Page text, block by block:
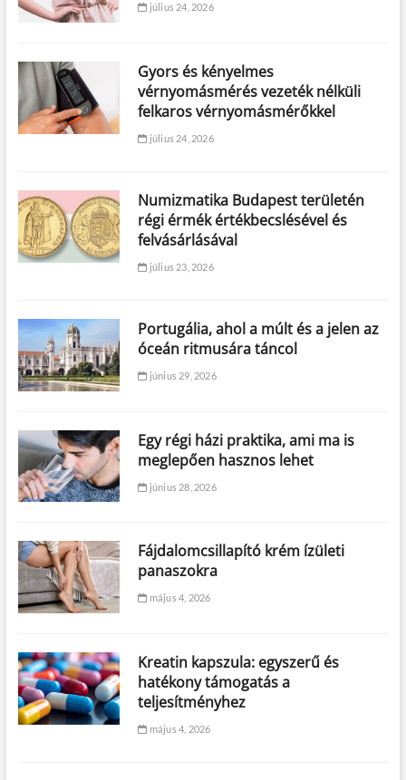
július 24, 2026
Gyors és kényelmes
vérnyomásmérés vezeték nélküli
felkaros vérnyomásmérőkkel
július 24, 2026
Numizmatika Budapest területén
régi érmék értékbecslésével és
felvásárlásával
július 23, 2026
Portugália, ahol a múlt és a jelen az
óceán ritmusára táncol
június 29, 2026
Egy régi házi praktika, ami ma is
meglepően hasznos lehet
június 28, 2026
Fájdalomcsillapító krém ízületi
panaszokra
május 4, 2026
Kreatin kapszula: egyszerű és
hatékony támogatás a
teljesítményhez
május 4, 2026